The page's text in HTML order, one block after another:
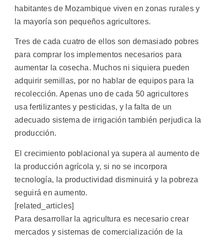
habitantes de Mozambique viven en zonas rurales y
la mayoría son pequeños agricultores.
Tres de cada cuatro de ellos son demasiado pobres
para comprar los implementos necesarios para
aumentar la cosecha. Muchos ni siquiera pueden
adquirir semillas, por no hablar de equipos para la
recolección. Apenas uno de cada 50 agricultores
usa fertilizantes y pesticidas, y la falta de un
adecuado sistema de irrigación también perjudica la
producción.
El crecimiento poblacional ya supera al aumento de
la producción agrícola y, si no se incorpora
tecnología, la productividad disminuirá y la pobreza
seguirá en aumento.
[related_articles]
Para desarrollar la agricultura es necesario crear
mercados y sistemas de comercialización de la